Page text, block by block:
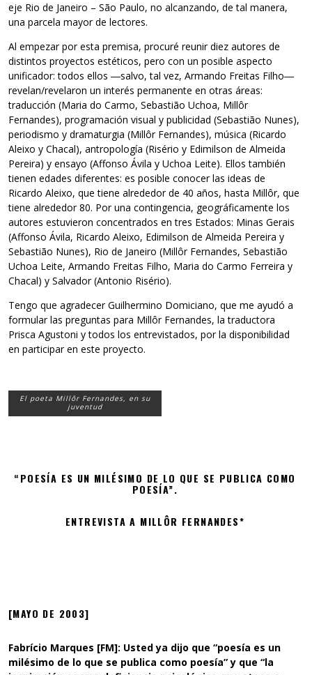
eje Rio de Janeiro – São Paulo, no alcanzando, de tal manera,
una parcela mayor de lectores.
Al empezar por esta premisa, procuré reunir diez autores de
distintos proyectos estéticos, pero con un posible aspecto
unificador: todos ellos ―salvo, tal vez, Armando Freitas Filho―
revelan/revelaron un interés permanente en otras áreas:
traducción (Maria do Carmo, Sebastião Uchoa, Millôr
Fernandes), programación visual y publicidad (Sebastião Nunes),
periodismo y dramaturgia (Millôr Fernandes), música (Ricardo
Aleixo y Chacal), antropología (Risério y Edimilson de Almeida
Pereira) y ensayo (Affonso Ávila y Uchoa Leite). Ellos también
tienen edades diferentes: es posible conocer las ideas de
Ricardo Aleixo, que tiene alrededor de 40 años, hasta Millôr, que
tiene alrededor 80. Por una contingencia, geográficamente los
autores estuvieron concentrados en tres Estados: Minas Gerais
(Affonso Ávila, Ricardo Aleixo, Edimilson de Almeida Pereira y
Sebastião Nunes), Rio de Janeiro (Millôr Fernandes, Sebastião
Uchoa Leite, Armando Freitas Filho, Maria do Carmo Ferreira y
Chacal) y Salvador (Antonio Risério).
Tengo que agradecer Guilhermino Domiciano, que me ayudó a
formular las preguntas para Millôr Fernandes, la traductora
Prisca Agustoni y todos los entrevistados, por la disponibilidad
en participar en este proyecto.
El poeta Millôr Fernandes, en su
juventud
“POESÍA ES UN MILÉSIMO DE LO QUE SE PUBLICA COMO
POESÍA”.
ENTREVISTA A MILLÔR FERNANDES*
[MAYO DE 2003]
Fabrício Marques [FM]: Usted ya dijo que “poesía es un
milésimo de lo que se publica como poesía” y que “la